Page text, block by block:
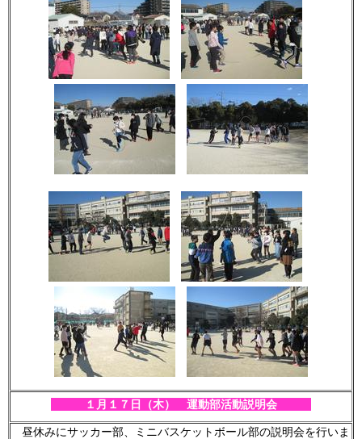
１月１７ 日（木） 運動部活動説明会
昼休みにサッカー部、ミニバスケットボール部の説明会を行いま